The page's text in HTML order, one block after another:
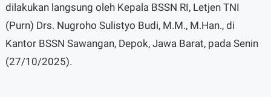
dilakukan langsung oleh Kepala BSSN RI, Letjen TNI
(Purn) Drs. Nugroho Sulistyo Budi, M.M., M.Han., di
Kantor BSSN Sawangan, Depok, Jawa Barat, pada Senin
(27/10/2025).